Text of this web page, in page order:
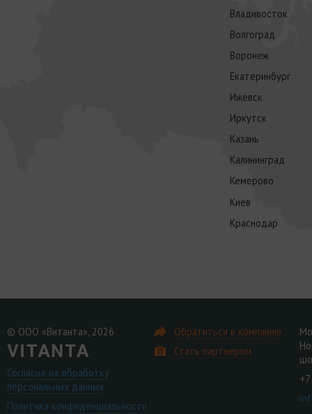
Владивосток
Волгоград
Воронеж
Екатеринбург
Ижевск
Иркутск
Казань
Калининград
Кемерово
Киев
Краснодар
© ООО «Витанта», 2026
Согласие на обработку
персональных данных
Политика конфиденциальности
Обратиться в компанию
Стать партнером